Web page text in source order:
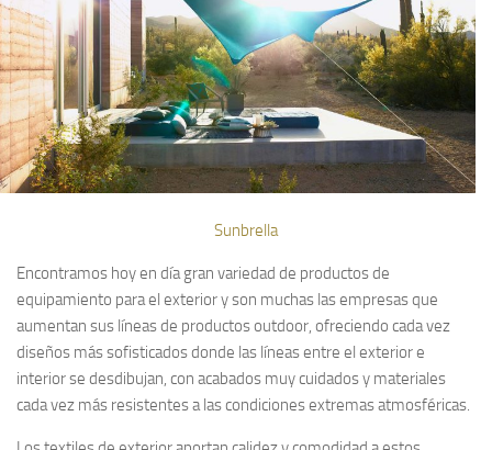
Sunbrella
Encontramos hoy en día gran variedad de productos de
equipamiento para el exterior y son muchas las empresas que
aumentan sus líneas de productos outdoor, ofreciendo cada vez
diseños más sofisticados donde las líneas entre el exterior e
interior se desdibujan, con acabados muy cuidados y materiales
cada vez más resistentes a las condiciones extremas atmosféricas.